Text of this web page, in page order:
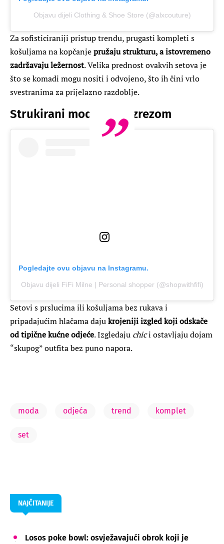
Objavu dijeli Clothing & Shoe Store (@alxcouture)
Za sofisticiraniji pristup trendu, prugasti kompleti s
košuljama na kopčanjepružaju strukturu, a istovremeno
zadržavaju ležernost. Velika prednost ovakvih setova je
što se komadi mogu nositi i odvojeno, što ih čini vrlo
svestranima za prijelazno razdoblje.
Strukirani modeli s V-izrezom
Pogledajte ovu objavu na Instagramu.
Objavu dijeli FiFi Milne | Personal shopper (@shopwithfifi)
Setovi s prslucima ili košuljama bez rukava i
pripadajućim hlačama dajukrojeniji izgled koji odskače
od tipične kućne odjeće. Izgledaju chici ostavljaju dojam
“skupog” outfita bez puno napora.
moda odjeća trend komplet
set
NAJČITANIJE
Losos poke bowl: osvježavajući obrok koji je